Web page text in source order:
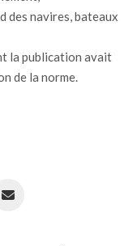
des navires, bateaux
la publication avait
de la norme.